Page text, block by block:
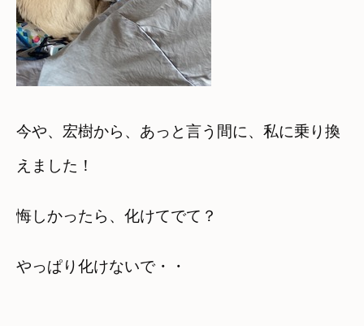
今や、宏樹から、あっと言う間に、私に乗り換
えました！
悔しかったら、化けてでて？
やっぱり化けないで・・